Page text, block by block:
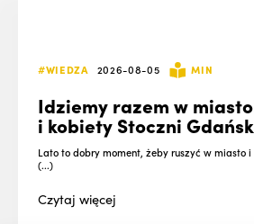
#WIEDZA 2026-08-05 MIN
Idziemy razem w
i kobiety Stoczni
Lato to dobry moment, żeby ruszyć w miasto
(...)
Czytajwięcej